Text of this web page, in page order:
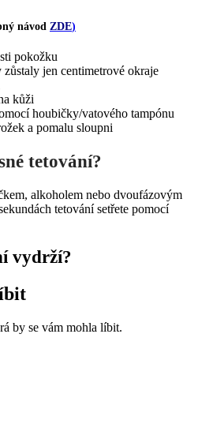
návod ZDE)
pokožku
jen centimetrové okraje
kůži
houbičky/vatového tampónu
a pomalu sloupni
tetování?
alkoholem nebo dvoufázovým
tetování setřete pomocí
vydrží?
by se vám mohla líbit.